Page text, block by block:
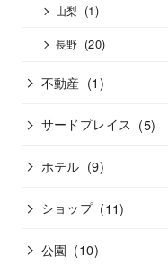
山梨 (1)
長野 (20)
不動産 (1)
サードプレイス (5)
ホテル (9)
ショップ (11)
公園 (10)